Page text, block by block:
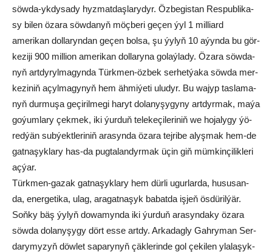
söw­da-yk­dy­sa­dy hyz­mat­daş­la­rydyr. Öz­be­gis­tan Res­pub­li­ka­
sy bi­len öza­ra söw­da­nyň möç­be­ri ge­çen ýyl 1 mil­liard
amerikan dol­lar­yndan ge­çen bol­sa, şu ýy­lyň 10 aýyn­da bu gör­
ke­zi­ji 900 mil­lio­n amerikan dol­lar­yna go­laý­la­dy. Öza­ra söw­da­
nyň art­dy­ryl­ma­gy­nda Türk­men-öz­bek ser­het­ýa­ka söw­da mer­
ke­zi­niň açyl­ma­gy­nyň hem äh­mi­ýe­ti ulu­dyr. Bu wa­jyp tas­la­ma­
nyň dur­mu­şa ge­çi­ril­me­gi ha­ryt do­la­ny­şy­gy­ny art­dyr­mak, ma­ýa
go­ýum­la­ry çek­mek, iki ýur­duň te­le­ke­çi­le­ri­niň we ho­ja­ly­gy ýö­
red­ýän sub­ýekt­le­ri­niň ara­syn­da öza­ra tej­ri­be alyş­mak hem-de
gat­na­şyk­la­ry has-da pug­ta­lan­dyr­mak üçin giň müm­kin­çi­lik­le­ri
aç­ýar.
Türk­men-ga­zak gat­na­şyk­la­ry hem dür­li ugur­lar­da, hu­su­san-
da, ener­ge­ti­ka, ulag, ara­gat­na­şyk babatda iş­jeň ös­dü­ril­ýär.
Soň­ky bäş ýy­lyň do­wa­myn­da iki ýur­duň ara­syn­da­ky öza­ra
söw­da do­lan­yşy­gy dört es­se art­dy. Ar­ka­dag­ly Gah­ry­man Ser­
da­ry­my­zyň döw­let sa­pa­ry­nyň çäk­le­rin­de gol çe­ki­len yla­la­şyk­